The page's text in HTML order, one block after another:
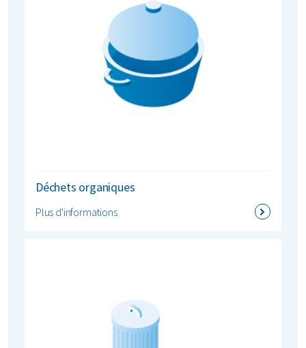
Déchets organiques
Plus d'informations